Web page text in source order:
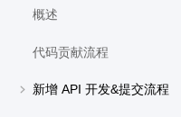
概述
代码贡献流程
新增 API 开发&提交流程